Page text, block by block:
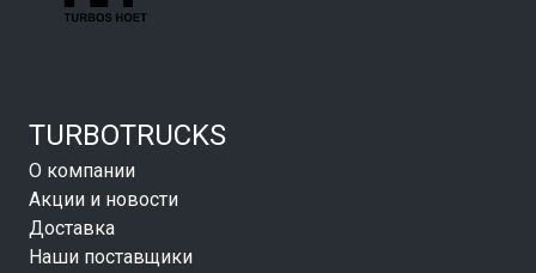
TURBOTRUCKS
О компании
Акции и новости
Доставка
Наши поставщики